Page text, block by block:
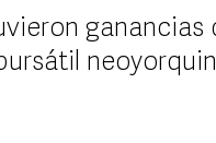
ganancias